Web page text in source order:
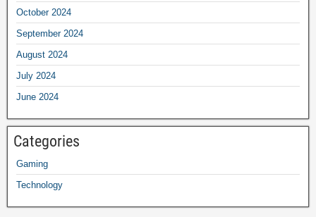
October 2024
September 2024
August 2024
July 2024
June 2024
Categories
Gaming
Technology